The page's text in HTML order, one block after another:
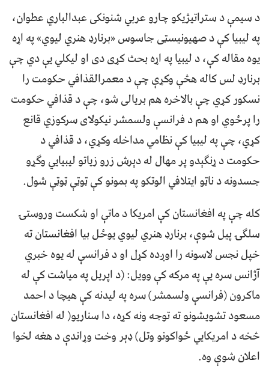
د سیمې د ستراتیژیکو چارو عربي شنونکی عبدالباري عطوان،
په لیبیا کې د صهیونیسټی جاسوس «برنارډ هنري لیوي» په اړه
یوه مقاله کې، د لیبیا په اړه بحث کړی دی او لیکلي یې دي چې
برنارډ لس کاله هڅې وکړې چې د معمرالقذافي حکومت را
نسکور کړي چې بالاخره هم بریالی شو، چې د قذافي حکومت
را پرځوي او هم د فرانسې ولسمشر نیکولای سرکوزي قانع
کړي، چې په لیبیا کې نظامي مداخله وکړي، د قذافي د
حکومت د ړنګېدو پر مهال له دېرش زرو زیاتو لیبیایي وګړو
جسدونه د ناټو ایتلافي الوتکو په بمونو کې ټوټې ټوټې شول.
کله چې په افغانستان کې امریکا د ماتې او شکست وروستۍ
سلګۍ پیل شوې، برنارډ هنري لیوي یوځل بیا افغانستان ته
خپل نجس لاسونه را اوږده کړل او د فرانسې له یوه خبري
آژانس سره یې په مرکه کې وویل: (د اپریل په میاشت کې له
ماکرون (فرانسې ولسمشر) سره په لیدنه کې هیچا د احمد
مسعود تشویشونو ته توجه ونه کړه، دا سناریو( له افغانستان
څخه د امریکایي ځواکونو وتل) ډېر وخت وړاندې د هغه لخوا
اعلان شوې وه.